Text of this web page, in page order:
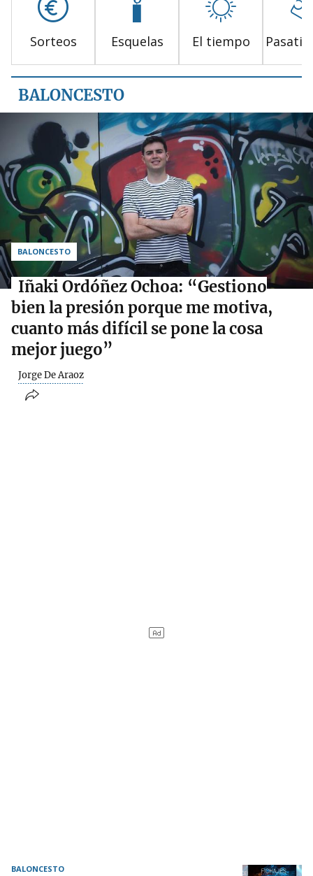
Sorteos Esquelas El tiempo
BALONCESTO
BALONCESTO
Iñaki Ordóñez Ochoa: “Gestiono
bien la presión porque me motiva,
cuanto más difícil se pone la cosa
mejor juego”
Jorge De Araoz
BALONCESTO